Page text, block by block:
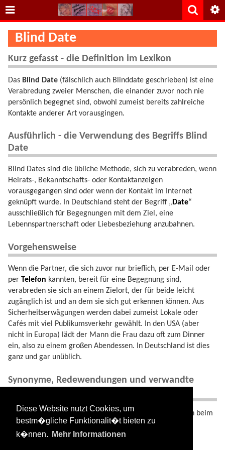
Diese Website nutzt Cookies, um
bestm�gliche Funktionalit�t bieten zu
k�nnen.
Mehr Informationen
Blind Date
Kurz gefasst - die Definition im Lexikon
Das Blind Date (fälschlich auch Blinddate geschrieben) ist eine
Verabredung zweier Menschen, die einander zuvor noch nie
persönlich begegnet sind, obwohl zumeist bereits zahlreiche
Kontakte anderer Art vorausgingen.
Ausführlich - die Verwendung des Begriffs Blind
Date
Blind Dates sind die übliche Methode, sich zu verabreden, wenn
Heirats-, Bekanntschafts- oder Kontaktanzeigen
vorausgegangen sind oder wenn der Kontakt im Internet
geknüpft wurde. In Deutschland steht der Begriff „Date“
ausschließlich für Begegnungen mit dem Ziel, eine
Lebennspartnerschaft oder Liebesbeziehung anzubahnen.
Vorgehensweise
Wenn die Partner, die sich zuvor nur brieflich, per E-Mail oder
per Telefon kannten, bereit für eine Begegnung sind,
verabreden sie sich an einem Zielort, der für beide leicht
zugänglich ist und an dem sie sich gut erkennen können. Aus
Sicherheitserwägungen werden dabei zumeist Lokale oder
Cafés mit viel Publikumsverkehr gewählt. In den USA (aber
nicht in Europa) lädt der Mann die Frau dazu oft zum Dinner
ein, also zu einem großen Abendessen. In Deutschland ist dies
ganz und gar unüblich.
Synonyme, Redewendungen und verwandte
* Blind Date, Erstes Date, Beschnüffeln * Kommunikation beim
Blind Date * Dating- Paradox.